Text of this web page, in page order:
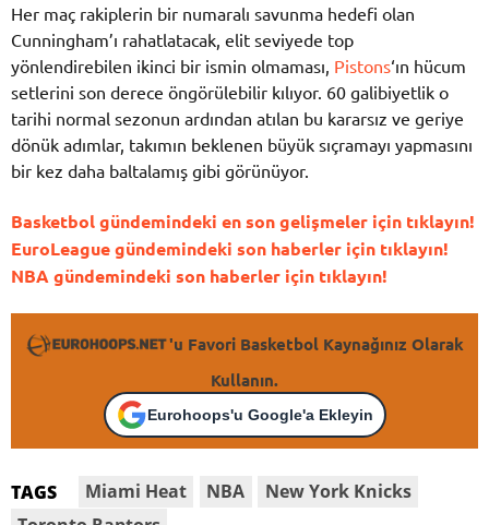
Her maç rakiplerin bir numaralı savunma hedefi olan
Cunningham’ı rahatlatacak, elit seviyede top
yönlendirebilen ikinci bir ismin olmaması, Pistons‘ın hücum
setlerini son derece öngörülebilir kılıyor. 60 galibiyetlik o
tarihi normal sezonun ardından atılan bu kararsız ve geriye
dönük adımlar, takımın beklenen büyük sıçramayı yapmasını
bir kez daha baltalamış gibi görünüyor.
Basketbol gündemindeki en son gelişmeler için tıklayın!
EuroLeague gündemindeki son haberler için tıklayın!
NBA gündemindeki son haberler için tıklayın!
'u Favori Basketbol Kaynağınız Olarak
Kullanın.
Eurohoops'u Google'a Ekleyin
TAGS Miami Heat NBA
New York Knicks